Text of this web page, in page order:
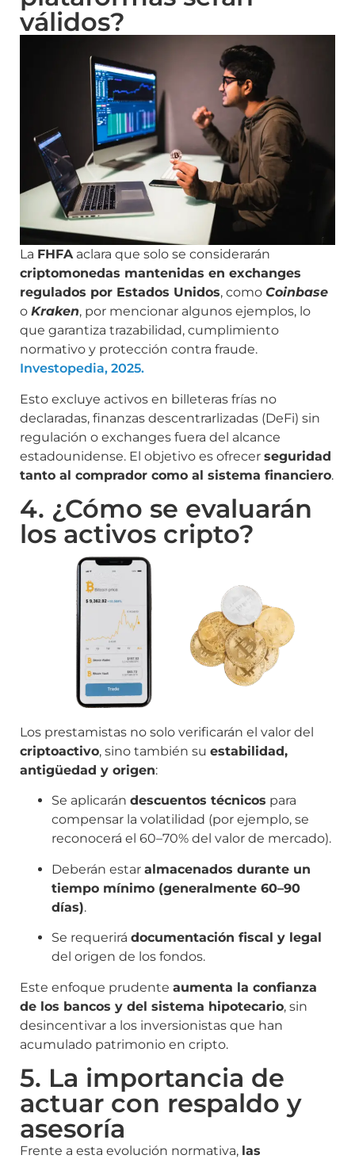
válidos?
La FHFAaclara que solo se considerarán
criptomonedas mantenidas en exchanges
regulados por Estados Unidos, como Coinbase
o Kraken, por mencionar algunos ejemplos, lo
que garantiza trazabilidad, cumplimiento
normativo y protección contra fraude.
Investopedia, 2025.
Esto excluye activos en billeteras frías no
declaradas, finanzas descentrarlizadas (DeFi) sin
regulación o exchanges fuera del alcance
estadounidense. El objetivo es ofrecer seguridad
tanto al comprador como al sistema financiero.
4. ¿Cómo se evaluarán
los activos cripto?
Los prestamistas no solo verificarán el valor del
criptoactivo, sino también su estabilidad,
antigüedad y origen:
Se aplicarán descuentos técnicos para
compensar la volatilidad (por ejemplo, se
reconocerá el 60–70% del valor de mercado).
Deberán estar almacenados durante un
tiempo mínimo (generalmente 60–90
días).
Se requerirá documentación fiscal y legal
del origen de los fondos.
Este enfoque prudente aumenta la confianza
de los bancos y del sistema hipotecario, sin
desincentivar a los inversionistas que han
acumulado patrimonio en cripto.
5. La importancia de
actuar con respaldo y
asesoría
Frente a esta evolución normativa, las